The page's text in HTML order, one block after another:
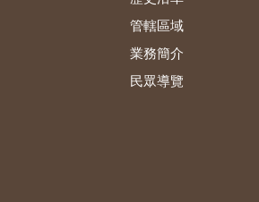
管轄區域
業務簡介
民眾導覽